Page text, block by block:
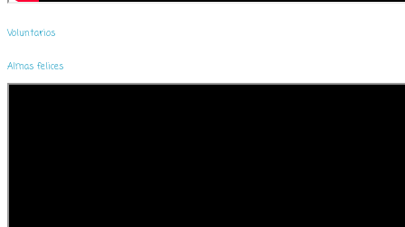
Voluntarios
Almas felices